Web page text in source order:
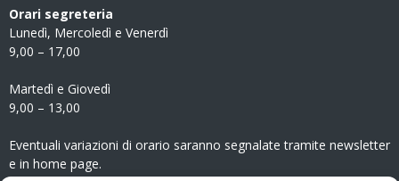
Orari segreteria
Lunedì, Mercoledì e Venerdì
9,00 – 17,00
Martedì e Giovedì
9,00 – 13,00
Eventuali variazioni di orario saranno segnalate tramite newsletter
e in home page.